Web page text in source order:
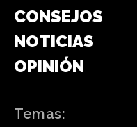
CONSEJOS
NOTICIAS
OPINIÓN
Temas: